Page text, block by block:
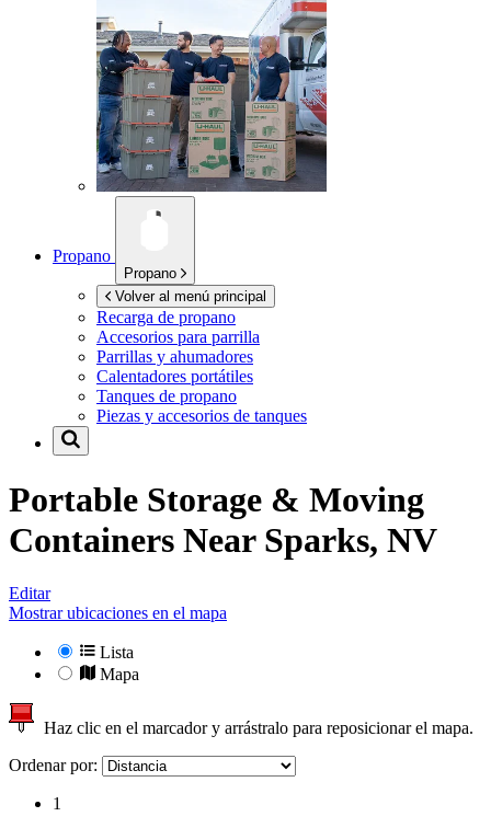
Propano
Propano
Volver al menú principal
Recarga de propano
Accesorios para parrilla
Parrillas y ahumadores
Calentadores portátiles
Tanques de propano
Piezas y accesorios de tanques
Portable Storage & Moving
Containers Near Sparks, NV
Editar
Mostrar ubicaciones en el mapa
Lista
Mapa
Haz clic en el marcador y arrástralo para reposicionar el mapa.
Ordenar por:
1